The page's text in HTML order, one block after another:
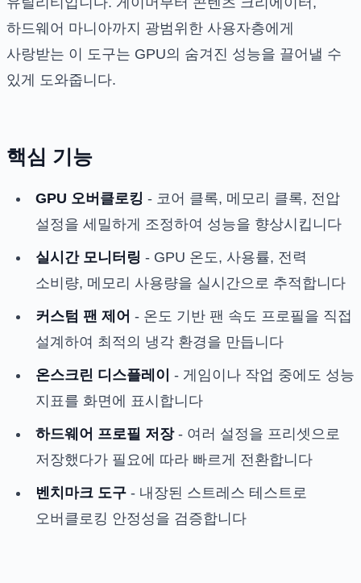
하드웨어 마니아까지 광범위한 사용자층에게
사랑받는 이 도구는 GPU의 숨겨진 성능을 끌어낼 수
있게 도와줍니다.
핵심 기능
GPU 오버클로킹 - 코어 클록, 메모리 클록, 전압
설정을 세밀하게 조정하여 성능을 향상시킵니다
실시간 모니터링 - GPU 온도, 사용률, 전력
소비량, 메모리 사용량을 실시간으로 추적합니다
커스텀 팬 제어 - 온도 기반 팬 속도 프로필을 직접
설계하여 최적의 냉각 환경을 만듭니다
온스크린 디스플레이 - 게임이나 작업 중에도 성능
지표를 화면에 표시합니다
하드웨어 프로필 저장- 여러 설정을 프리셋으로
저장했다가 필요에 따라 빠르게 전환합니다
벤치마크 도구 - 내장된 스트레스 테스트로
오버클로킹 안정성을 검증합니다